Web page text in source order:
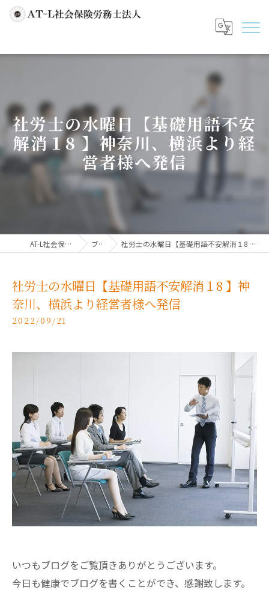
社労士の水曜日【基礎用語不安
解消１8 】神奈川、横浜より経
営者様へ発信
AT-L社会保険労務士法人 ブログ 社労士の水曜日【基礎用語不安解消１8 】神奈川、横浜より経営者様へ発信
社労士の水曜日【基礎用語不安解消１8 】神
奈川、横浜より経営者様へ発信
2022/09/21
いつもブログをご覧頂きありがとうございます。
今日も健康でブログを書くことができ、感謝致します。